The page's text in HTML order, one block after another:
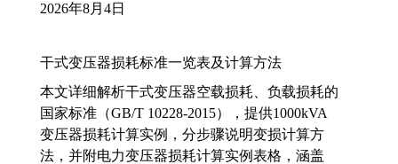
2026年8月4日
干式变压器损耗标准一览表及计算方法
本文详细解析干式变压器空载损耗、负载损耗的
国家标准（GB/T 10228-2015），提供1000kVA
变压器损耗计算实例，分步骤说明变损计算方
法，并附电力变压器损耗计算实例表格，涵盖